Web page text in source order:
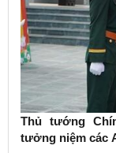
Thủ tướng
tưởng niệm các